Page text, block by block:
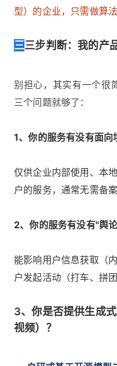
型）的企业，只需做算
三三步判断：我的产
别担心，其实有一个很
三个问题就够了：
1、你的服务有没有面向
仅供企业内部使用、本
户的服务，通常无需备案
2、你的服务有没有"舆
能影响用户信息获取（
户发起活动（打车、拼
3、你是否提供生成
视频）？